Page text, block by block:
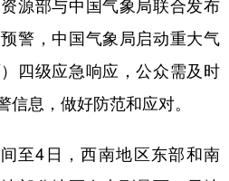
时尚 悦读
亚太网 上市公司
警，中国气象局启动重大气
四级应急响应，公众需及时
息，做好防范和应对。
4日，西南地区东部和南